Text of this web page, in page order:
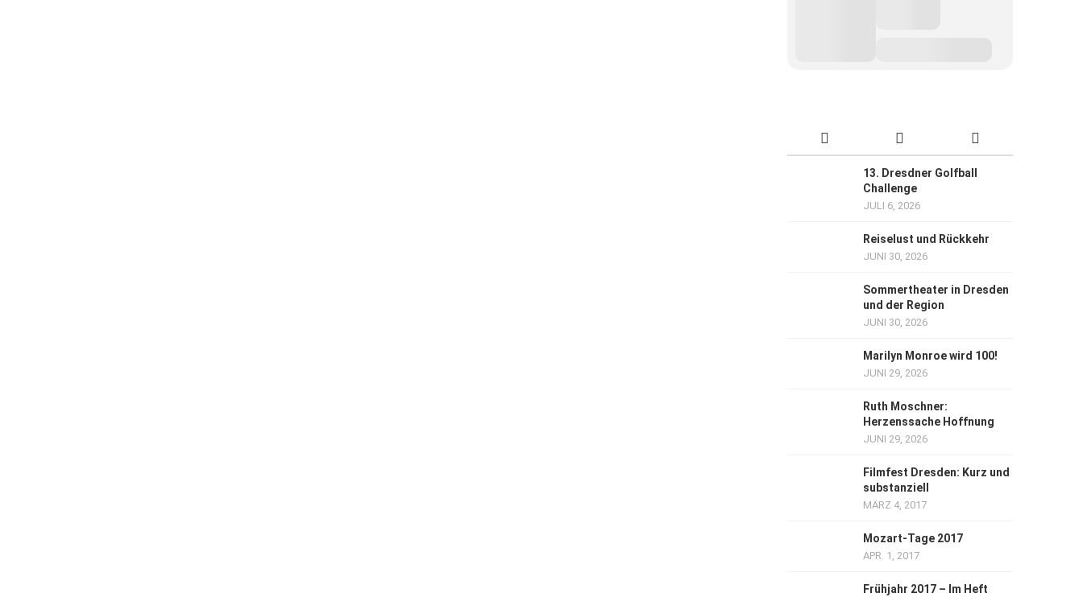
13. Dresdner Golfball
Challenge
JULI 6, 2026
Reiselust und Rückkehr
JUNI 30, 2026
Sommertheater in Dresden
und der Region
JUNI 30, 2026
Marilyn Monroe wird 100!
JUNI 29, 2026
Ruth Moschner:
Herzenssache Hoffnung
JUNI 29, 2026
Filmfest Dresden: Kurz und
substanziell
MÄRZ 4, 2017
Mozart-Tage 2017
APR. 1, 2017
Frühjahr 2017 – Im Heft